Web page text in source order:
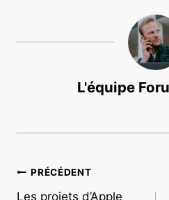
L'équipe
Navigation
PRÉCÉDENT
Les projets d’Apple